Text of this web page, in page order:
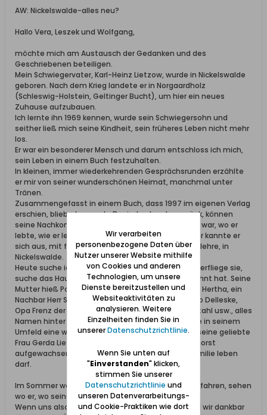
AW: Nickelswalde-alles neu?
Hallo Vera, Leszek und Wolfgang,
möchte mich am Austausch der Gedanken und des
Geschriebenen beteiligen.
Mein Schwiegervater, Karl-Heinz Lietzow, wurde in Nickelswalde
geboren. Nach dem Krieg landete er in Norgaardholz
(Schleswig-Holstein, Geltinger Bucht), um hier ein neues
Zuhause aufzubauen.
Ich lernte ihn 1969 kennen, wurde sein Schwiegersohn und
seither ließ mich seine Kindheit, sein früheres Leben nicht mehr
los.
Er war ein besonderer Mensch und darum entschloss ich mich,
sein Leben in einem Buch festzuhalten.
In kleinen, immer wiederkehrenden Gesprächsrunden erzählte
er mir von seiner wunderschönen Heimat, manchmal unter
Tränen.
Zusammengefasst in einem Buch, dass 1997 im eigenen Verlag
erschien, blieb etwas sehr Beeindruckendes zurück, können
seine Nachkommen doch von ihm erfahren, wer er war, wo er
lebte, wie er lebte. Sein Leben war die Fischerei, hier kannte er
sich aus, mit fünfzehn Jahren ging er in die Fischerlehre, in
Nickelswalde.
Heute suche ich über Google seine Heimat und überfliege sie,
suche das Haus in dem er mit seiner Familie gewohnt hat. Seine
Mutter hieß Paninski, seine Schwestern Emmy und Hertha, ein
Nachbar Herr Schanz, Tante Jetta mit Hedwig, Otto Delleske,
Opa Frenz der Lehrer, Frau Jippe die Lehrerin, Kurt Stahl usw., alles
Namen hinter denen sich Menschen verbergen, die in seinem
Umfeld eine wichtige Rolle spielten. Nicht zuletzt seine geliebte
Frau Gerda Lietzow, geb. Weiß, sie ist in Schiewenhorst
aufgewachsen, die heute 87jährig noch in ihrer Familie leben
darf.
Im Sommer wollen wir eventl. mal in seine Heimat fahren, sehen
wo er, wo seine Frau groß geworden sind.
Wenn uns also jemand etwas berichten kann, sind wir dankbar
Wir verarbeiten
personenbezogene Daten über
Nutzer unserer Website mithilfe
von Cookies und anderen
Technologien, um unsere
Dienste bereitzustellen und
Websiteaktivitäten zu
analysieren. Weitere
Einzelheiten finden Sie in
unsererDatenschutzrichtlinie.
Wenn Sie unten auf
"Einverstanden" klicken,
stimmen Sie unserer
Datenschutzrichtlinie und
unseren Datenverarbeitungs-
und Cookie-Praktiken wie dort